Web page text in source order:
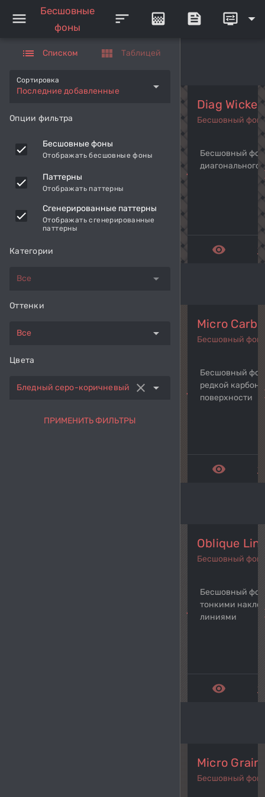
menu
Бесшовные
фоны
sort gradient feed display_settings arrow_drop_down
list Списком view_module Таблицей
Последние добавленные
Сортировка arrow_drop_down
Опции фильтра
Бесшовные фоны
Отображать бесшовные фоны
Паттерны
Отображать паттерны
Сгенерированные паттерны
Отображать сгенерированные
паттерны
Категории
Все arrow_drop_down
Оттенки
Все arrow_drop_down
Цвета
Бледный серо-коричневый clear arrow_drop_down
ПРИМЕНИТЬ ФИЛЬТРЫ
navigate_before
Diag Wicker
Бесшовный фон
Бесшовный
диагонального
remove_red_eye
navigate_before
Micro
Бесшовный фон
Бесшовный
редкой
поверхности
remove_red_eye
navigate_before
Oblique
Бесшовный фон
Бесшовный
тонкими
линиями
remove_red_eye
Micro Grain
Бесшовный фон